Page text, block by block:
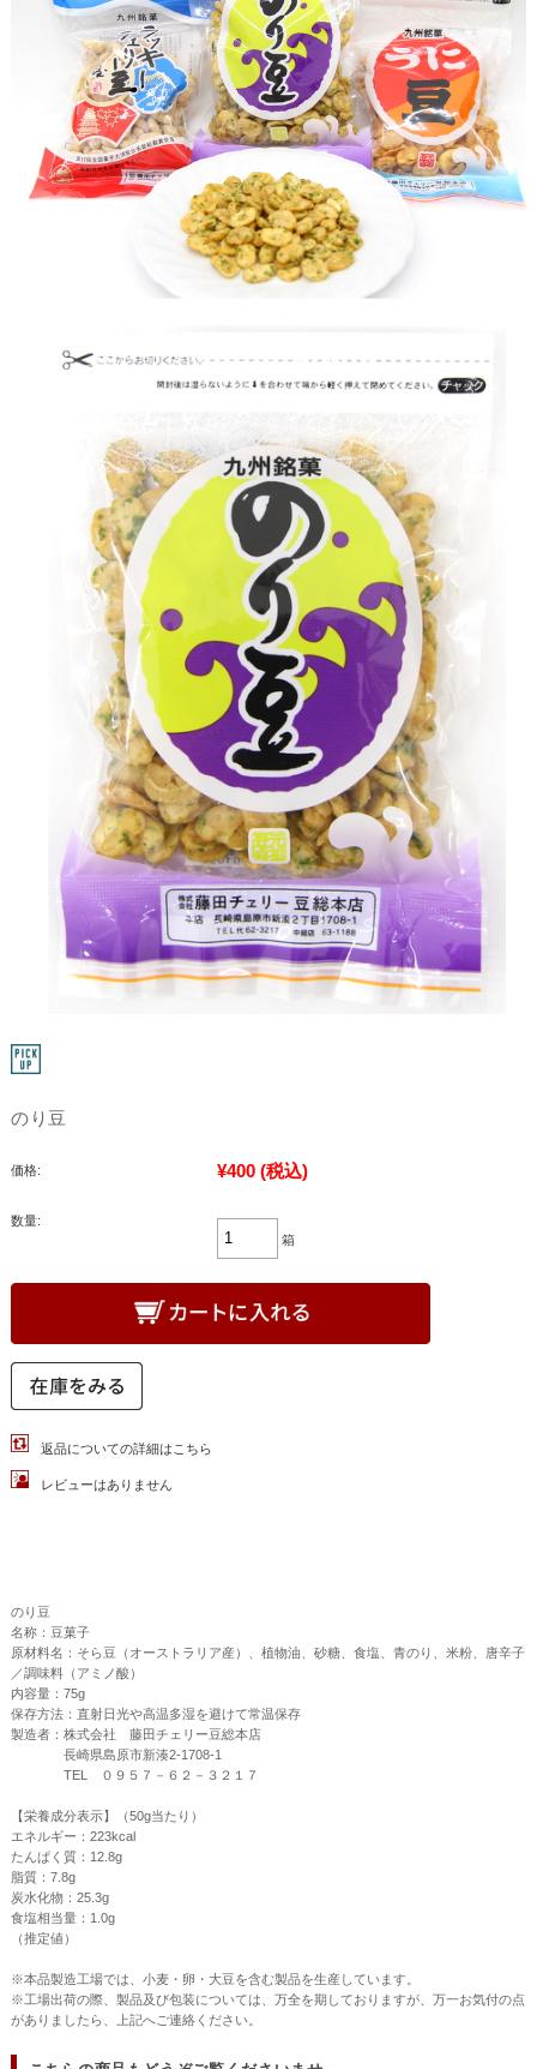
のり豆
価格: ¥400 (税込)
数量:
箱
返品についての詳細はこちら
レビューはありません
のり豆
名称：豆菓子
原材料名：そら豆（オーストラリア産）、植物油、砂糖、食塩、青のり、米粉、唐辛子
／調味料（アミノ酸）
内容量：75g
保存方法：直射日光や高温多湿を避けて常温保存
製造者：株式会社 藤田チェリー豆総本店
長崎県島原市新湊2-1708-1
TEL ０９５７－６２－３２１７
【栄養成分表示】（50g当たり）
エネルギー：223kcal
たんぱく質：12.8g
脂質：7.8g
炭水化物：25.3g
食塩相当量：1.0g
（推定値）
※本品製造工場では、小麦・卵・大豆を含む製品を生産しています。
※工場出荷の際、製品及び包装については、万全を期しておりますが、万一お気付の点
がありましたら、上記へご連絡ください。